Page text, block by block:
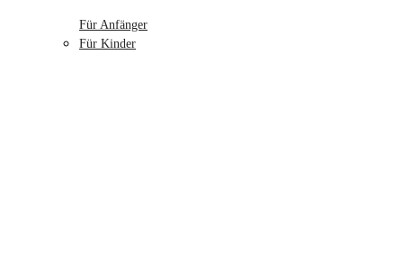
Für Anfänger
Für Kinder